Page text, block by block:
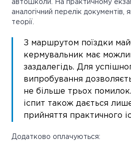
автошколи. На практичному
аналогічний перелік документів,
теорії.
З маршрутом поїздки
кермувальник має
заздалегідь. Для
випробування
не більше трьох
іспит також дається
прийняття практичного
Додатково оплачуються: